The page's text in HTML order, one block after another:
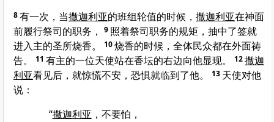
8有一次，当撒迦利亚的班组轮值的时候， 撒迦利亚在神面
前履行祭司的职务，
9 照着祭司职务的规矩，抽中了签就
进入主的圣所烧香。
10烧香的时候，全体民众都在外面祷
告。
11 有主的一位天使站在香坛的右边向他显现。 12撒迦
利亚看见后，就惊慌不安，恐惧就临到了他。 13 天使对他
说：
“撒迦利亚 ，不要怕，